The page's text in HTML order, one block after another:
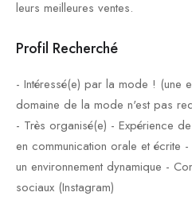
leurs meilleures ventes.
Profil Recherché
- Intéressé(e) par la mode ! (une
domaine de la mode n'est pas
- Très organisé(e) - Expérience
en communication orale et écrite
un environnement dynamique -
sociaux (Instagram)